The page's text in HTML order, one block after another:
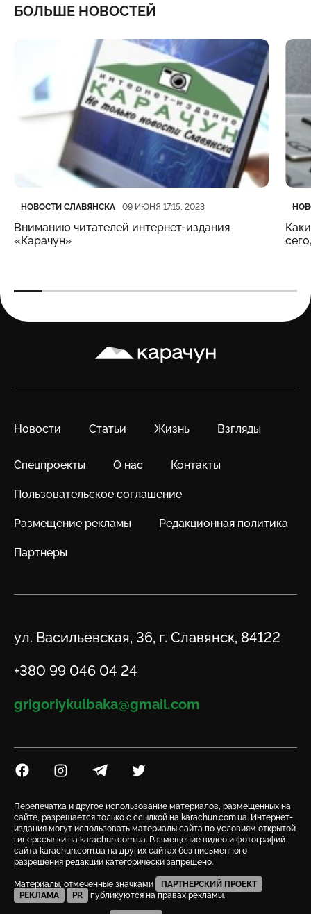
БОЛЬШЕ НОВОСТЕЙ
Категория
НОВОСТИ СЛАВЯНСКА
Дата публикации 09 ИЮНЯ 17:15, 2023
Вниманию читателей интернет-издания
«Карачун»
Карачун
Новости Статьи Жизнь Взгляды
Спецпроекты О нас Контакты
Пользовательское соглашение
Размещение рекламы Редакционная политика
Партнеры
Адрес
ул. Васильевская, 36, г. Славянск, 84122
Телефон
+380 99 046 04 24
Email
grigoriykulbaka@gmail.com
Посилання на Facebook
Посилання на Instagram
Посилання на Telegram
Посилання на Twitter
Перепечатка и другое использование материалов, размещенных на
сайте, разрешается только с ссылкой на karachun.com.ua. Интернет-
издания могут использовать материалы сайта по условиям открытой
гиперссылки на karachun.com.ua. Размещение видео и фотографий
сайта karachun.com.ua на других сайтах без письменного
разрешения редакции категорически запрещено.
Материалы, отмеченные значками
ПАРТНЕРСКИЙ ПРОЕКТ
РЕКЛАМА
PR публикуются на правах рекламы.